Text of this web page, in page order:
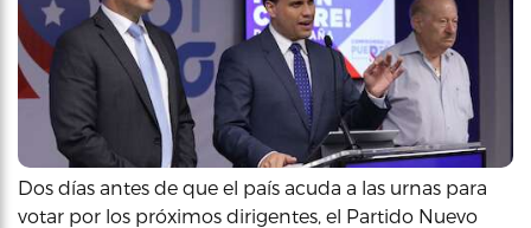
Dos días antes de que el país acuda a las urnas para
votar por los próximos dirigentes, el Partido Nuevo